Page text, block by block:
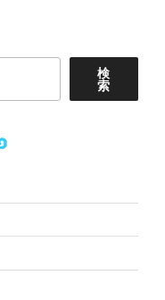
検
索